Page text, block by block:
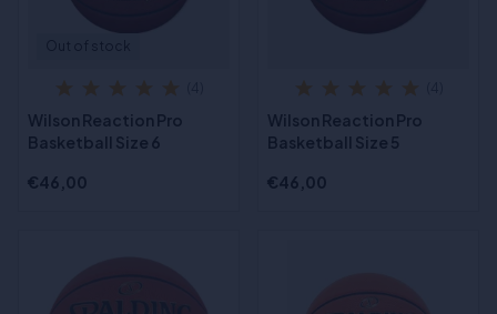
Wilson Reaction Pro
Basketball Size 6
€46,00
Wilson Reaction Pro
Basketball Size 5
€46,00